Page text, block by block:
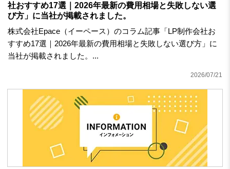
社おすすめ17選｜2026年最新の費用相場と失敗しない選
び方」に当社が掲載されました。
株式会社Epace（イーペース）のコラム記事「LP制作会社お
すすめ17選｜2026年最新の費用相場と失敗しない選び方」に
当社が掲載されました。...
2026/07/21